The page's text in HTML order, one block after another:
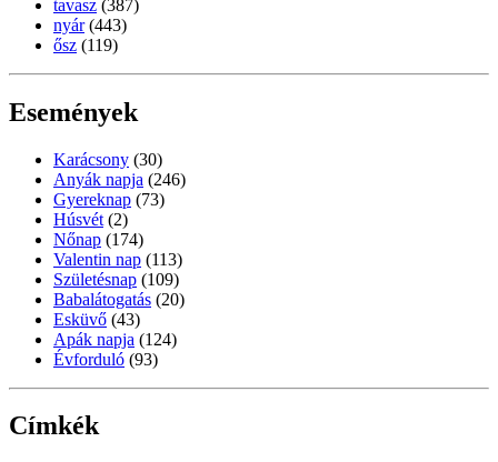
tavasz (387)
nyár (443)
ősz (119)
Események
Karácsony (30)
Anyák napja (246)
Gyereknap (73)
Húsvét (2)
Nőnap (174)
Valentin nap (113)
Születésnap (109)
Babalátogatás (20)
Esküvő (43)
Apák napja (124)
Évforduló (93)
Címkék